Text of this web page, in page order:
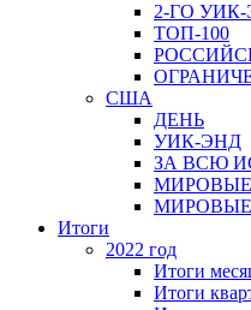
2-ГО
ТОП-100
США
ДЕНЬ
УИК-ЭНД
ЗА ВСЮ
МИРОВЫЕ
Итоги
2022 год
Итоги
Итоги